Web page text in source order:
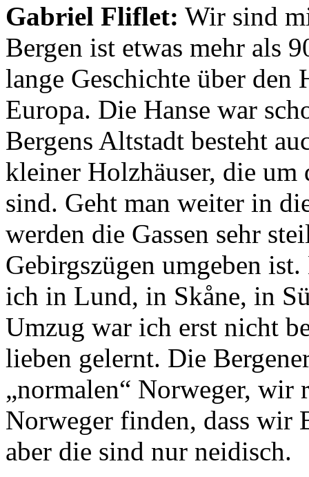
Gabriel Fliflet: Wir sind
Bergen ist etwas mehr als
lange Geschichte über den
Europa. Die Hanse war
Bergens Altstadt besteht
kleiner Holzhäuser, die um
sind. Geht man weiter in
werden die Gassen sehr
Gebirgszügen umgeben
ich in Lund, in Skåne, in
Umzug war ich erst nicht
lieben gelernt. Die
„normalen“ Norweger, wir
Norweger finden, dass wir
aber die sind nur neidisch.